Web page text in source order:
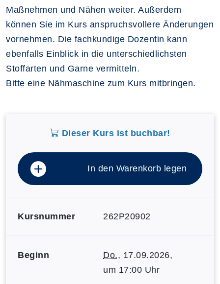
Maßnehmen und Nähen weiter. Außerdem
können Sie im Kurs anspruchsvollere Änderungen
vornehmen. Die fachkundige Dozentin kann
ebenfalls Einblick in die unterschiedlichsten
Stoffarten und Garne vermitteln.
Bitte eine Nähmaschine zum Kurs mitbringen.
Dieser Kurs ist buchbar!
In den Warenkorb legen
Kursnummer 262P20902
Beginn Do., 17.09.2026,
um 17:00 Uhr